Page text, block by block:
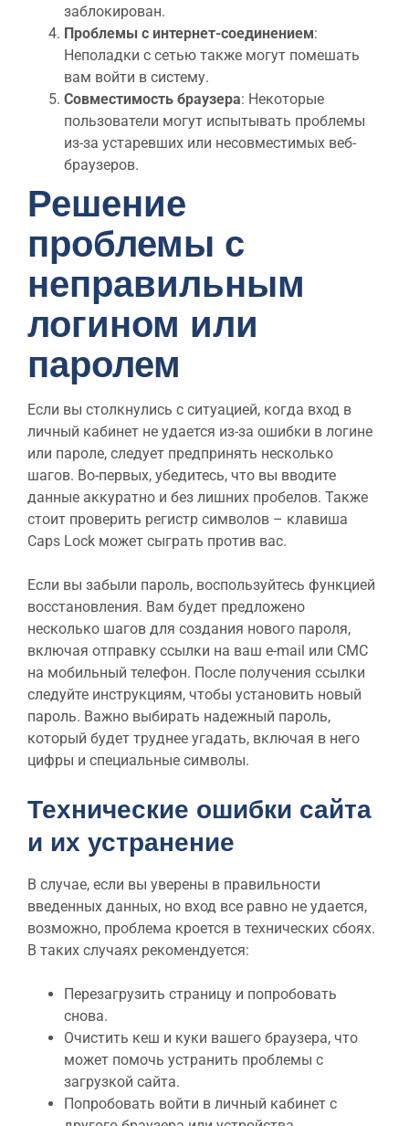
заблокирован.
Проблемы с интернет-соединением:
Неполадки с сетью также могут помешать
вам войти в систему.
Совместимость браузера: Некоторые
пользователи могут испытывать проблемы
из-за устаревших или несовместимых веб-
браузеров.
Решение
проблемы с
неправильным
логином или
паролем
Если вы столкнулись с ситуацией, когда вход в
личный кабинет не удается из-за ошибки в логине
или пароле, следует предпринять несколько
шагов. Во-первых, убедитесь, что вы вводите
данные аккуратно и без лишних пробелов. Также
стоит проверить регистр символов – клавиша
Caps Lock может сыграть против вас.
Если вы забыли пароль, воспользуйтесь функцией
восстановления. Вам будет предложено
несколько шагов для создания нового пароля,
включая отправку ссылки на ваш e-mail или СМС
на мобильный телефон. После получения ссылки
следуйте инструкциям, чтобы установить новый
пароль. Важно выбирать надежный пароль,
который будет труднее угадать, включая в него
цифры и специальные символы.
Технические ошибки сайта
и их устранение
В случае, если вы уверены в правильности
введенных данных, но вход все равно не удается,
возможно, проблема кроется в технических сбоях.
В таких случаях рекомендуется:
Перезагрузить страницу и попробовать
снова.
Очистить кеш и куки вашего браузера, что
может помочь устранить проблемы с
загрузкой сайта.
Попробовать войти в личный кабинет с